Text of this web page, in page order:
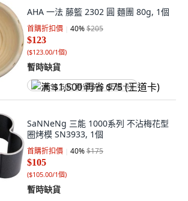
AHA 一法 藤籃 2302 圓 麵團 80g, 1個
首購折扣價 40%$205
$123
($123.00/1個)
暫時缺貨
满 $1,500 再省 $75 (王道卡)
SaNNeNg 三能 1000系列 不沾梅花型
圈烤模 SN3933, 1個
首購折扣價 40%$175
$105
($105.00/1個)
暫時缺貨